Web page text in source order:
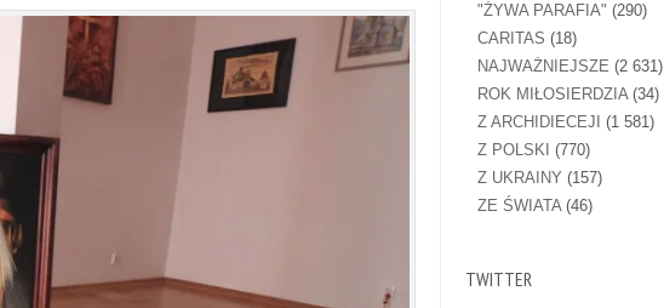
"ŻYWA PARAFIA" (290)
CARITAS (18)
NAJWAŻNIEJSZE (2 631)
ROK MIŁOSIERDZIA(34)
Z ARCHIDIECEJI (1 581)
Z POLSKI (770)
Z UKRAINY (157)
ZE ŚWIATA(46)
TWITTER